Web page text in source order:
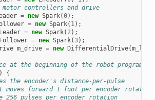
controllers and drive
= new Spark(0);
= new Spark( 1);
= new Spark( 2);
= new Spark(3);
m_drive = new DifferentialDrive(
at the beginning of the robot program.
{
the encoder's distance-per-pulse
moves forward 1 foot per encoder rotation
256 pulses per encoder rotation